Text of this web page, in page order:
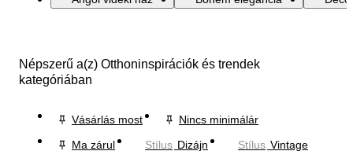
Népszerű a(z) Otthoninspirációk és trendek
kategóriában
Vásárlás most
Nincs minimálár
Ma zárul
Stílus Dizájn Stílus Vintage